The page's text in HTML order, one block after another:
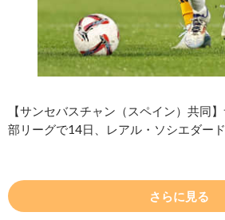
【サンセバスチャン（スペイン）共同
部リーグで14日、レアル・ソシエダー
さらに見る